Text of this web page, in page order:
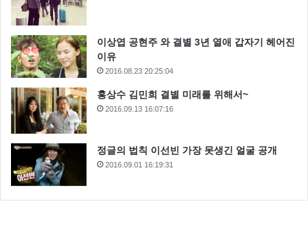
이상엽 공현주 와 결별 3년 열애 갑자기 헤어진
이유
2016.08.23 20:25:04
홍상수 김민희 결별 미래를 위해서~
2016.09.13 16:07:16
정글의 법칙 이선빈 가장 못생긴 얼굴 공개
2016.09.01 16:19:31